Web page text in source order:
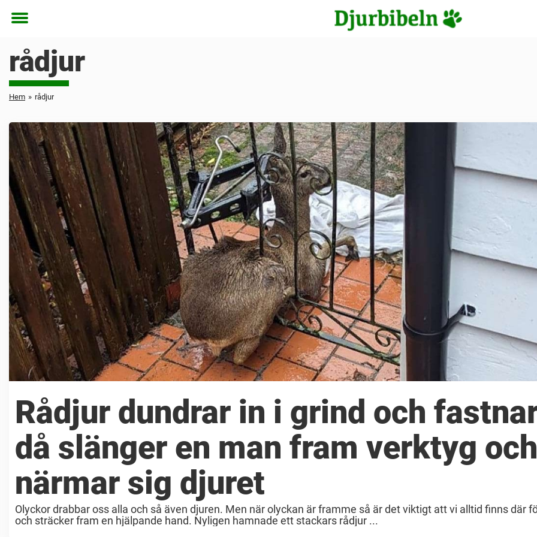
Toggle
rådjur
Hem » rådjur
Rådjur dundrar in i grind och
då slänger en man fram verktyg och
närmar sig djuret
Olyckor drabbar oss alla och så även djuren. Men när olyckan är framme så är det viktigt att vi alltid finns där
och sträcker fram en hjälpande hand. Nyligen hamnade ett stackars rådjur ...